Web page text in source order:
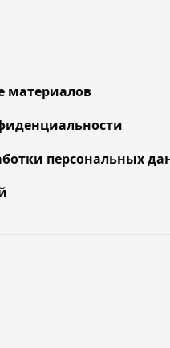
материалов
персональных